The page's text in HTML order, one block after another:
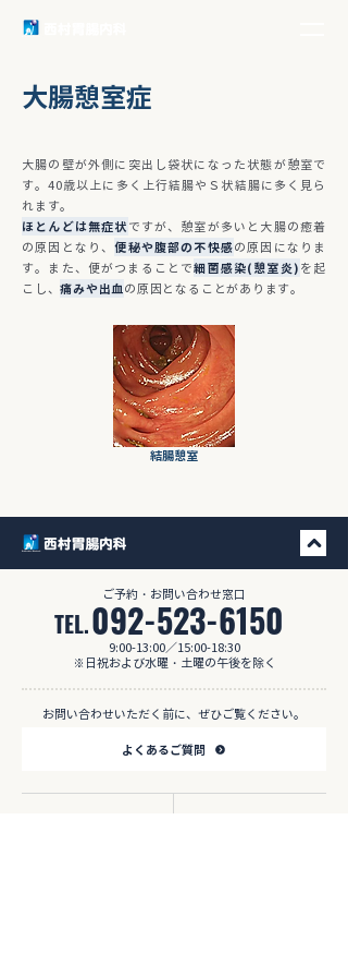
大腸憩室症
大腸の壁が外側に突出し袋状になった状態が憩室で
す。40歳以上に多く上行結腸やＳ状結腸に多く見ら
れます。
ほとんどは無症状ですが、憩室が多いと大腸の癒着
の原因となり、便秘や腹部の不快感の原因になりま
す。また、便がつまることで細菌感染(憩室炎)を起
こし、痛みや出血の原因となることがあります。
結腸憩室
9:00-13:00／15:00-18:30
※日祝および水曜・土曜の午後を除く
092-523-6150
TEL.
​ご予約・お問い合わせ窓口
お問い合わせいただく前に、ぜひご覧ください。
よくあるご質問